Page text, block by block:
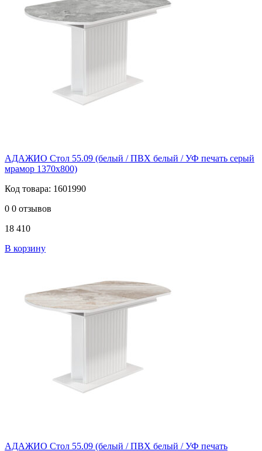
АДАЖИО Стол 55.09 (белый / ПВХ белый / УФ печать серый
мрамор 1370х800)
Код товара: 1601990
0 0 отзывов
18 410
В корзину
АДАЖИО Стол 55.09 (белый / ПВХ белый / УФ печать